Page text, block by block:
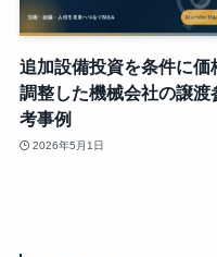
追加設備投資を条件に価
調整した機械会社の譲渡
考事例
2026年5月1日